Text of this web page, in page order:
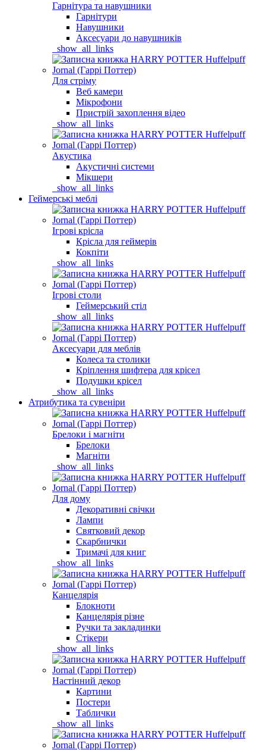
Гарнітура та навушники
Гарнітури
Навушники
Аксесуари до навушників
_show_all_links
Для стріму
Веб камери
Мікрофони
Пристрій захоплення відео
_show_all_links
Акустика
Акустичні системи
Мікшери
_show_all_links
Геймерські меблі
Ігрові крісла
Крісла для геймерів
Кокпіти
_show_all_links
Ігрові столи
Геймерський стіл
_show_all_links
Аксесуари для меблів
Колеса та столики
Кріплення шифтера для крісел
Подушки крісел
_show_all_links
Атрибутика та сувеніри
Брелоки і магніти
Брелоки
Магніти
_show_all_links
Для дому
Декоративні свічки
Лампи
Святковий декор
Скарбнички
Тримачі для книг
_show_all_links
Канцелярія
Блокноти
Канцелярія різне
Ручки та закладинки
Стікери
_show_all_links
Настінний декор
Картини
Постери
Таблички
_show_all_links